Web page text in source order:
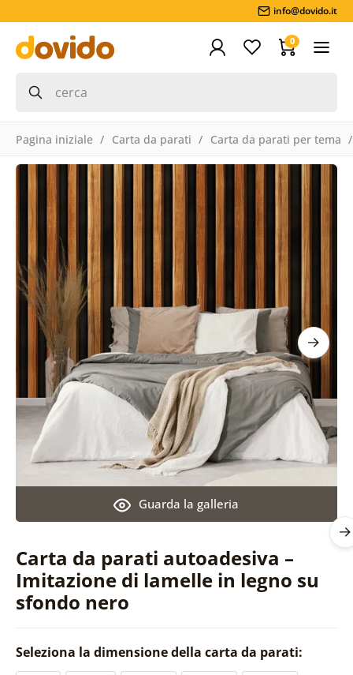
info@dovido.it
0
Pagina iniziale Carta da parati Carta da parati per tema
Carta da parati autoadesiva –
Imitazione di lamelle in legno su
sfondo nero
Guarda la galleria
Seleziona la dimensione della carta da parati: